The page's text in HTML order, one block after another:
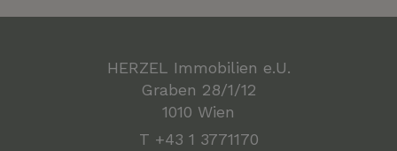
HERZEL Immobilien e.U.
Graben 28/1/12
1010 Wien
T +43 1 3771170